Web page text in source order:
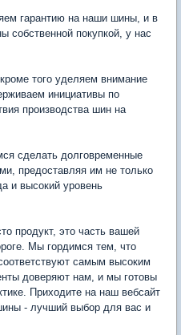
гарантию на наши шины, и в
собственной покупкой, у нас
того уделяем внимание
инициативы по
производства шин на
сделать долговременные
предоставляя им не только
и высокий уровень
продукт, это часть вашей
Мы гордимся тем, что
самым высоким
доверяют нам, и мы готовы
Приходите на наш вебсайт
- лучший выбор для вас и